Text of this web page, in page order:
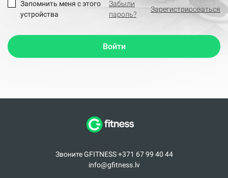
Запомнить меня с этого
устройства
Забыли
пароль?
Зарегистрироваться
Войти
Звоните GFITNESS +371 67 99 40 44
info@gfitness.lv